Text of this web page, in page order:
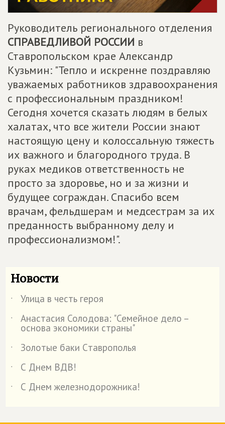
Руководитель регионального отделения
СПРАВЕДЛИВОЙ РОССИИ в
Ставропольском крае Александр
Кузьмин: "Тепло и искренне поздравляю
уважаемых работников здравоохранения
с профессиональным праздником!
Сегодня хочется сказать людям в белых
халатах, что все жители России знают
настоящую цену и колоссальную тяжесть
их важного и благородного труда. В
руках медиков ответственность не
просто за здоровье, но и за жизни и
будущее сограждан. Спасибо всем
врачам, фельдшерам и медсестрам за их
преданность выбранному делу и
профессионализмом!".
Новости
˙
Улица в честь героя
˙
Анастасия Солодова: "Семейное дело –
основа экономики страны"
˙
Золотые баки Cтаврополья
˙
С Днем ВДВ!
˙
С Днем железнодорожника!